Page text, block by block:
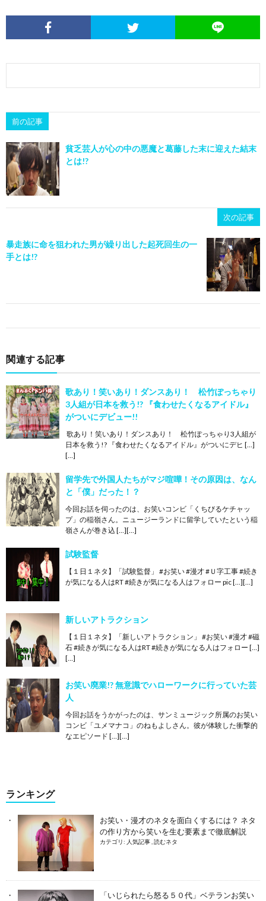
前の記事
貧乏芸人が心の中の悪魔と葛藤した末に迎えた結末
とは!?
次の記事
暴走族に命を狙われた男が繰り出した起死回生の一
手とは!?
関連する記事
歌あり！笑いあり！ダンスあり！ 松竹ぽっちゃり
3人組が日本を救う!? 『食わせたくなるアイドル』
がついにデビュー!!
歌あり！笑いあり！ダンスあり！ 松竹ぽっちゃり3人組が
日本を救う!? 『食わせたくなるアイドル』がついにデヒ […]
[…]
留学先で外国人たちがマジ喧嘩！その原因は、なん
と「僕」だった！？
今回お話を伺ったのは、お笑いコンビ「くちびるケチャッ
プ」の稲嶺さん。ニュージーランドに留学していたという稲
嶺さんが巻き込 […][…]
試験監督
【１日１ネタ】「試験監督」 #お笑い #漫才 #Ｕ字工事 #続き
が気になる人はRT #続きが気になる人はフォロー pic […][…]
新しいアトラクション
【１日１ネタ】「新しいアトラクション」 #お笑い #漫才 #磁
石 #続きが気になる人はRT #続きが気になる人はフォロー […]
[…]
お笑い廃業!? 無意識でハローワークに行っていた芸
人
今回お話をうかがったのは、サンミュージック所属のお笑い
コンビ「ユメマナコ」のねもよしさん。彼が体験した衝撃的
なエピソード […][…]
ランキング
お笑い・漫才のネタを面白くするには？ ネタ
の作り方から笑いを生む要素まで徹底解説
カテゴリ: 人気記事 読むネタ
「いじられたら怒る５０代」ベテランお笑い